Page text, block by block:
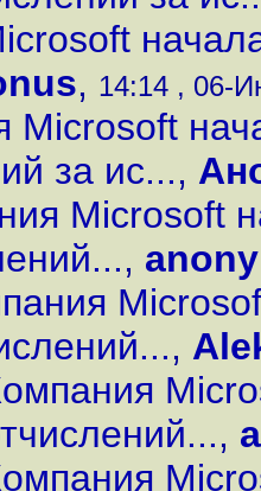
, 14:14 , 06-
Microsoft
за ис...,
Microsoft
,
,
,